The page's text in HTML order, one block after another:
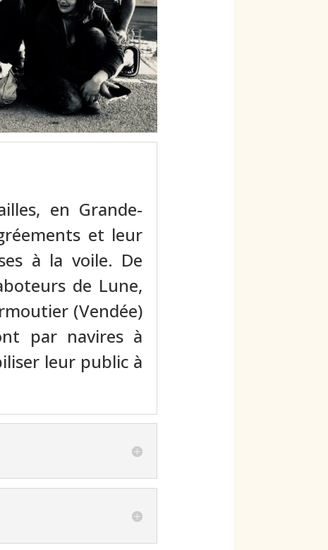
en Grande-
et leur
à la voile. De
de Lune,
(Vendée)
par navires à
leur public à